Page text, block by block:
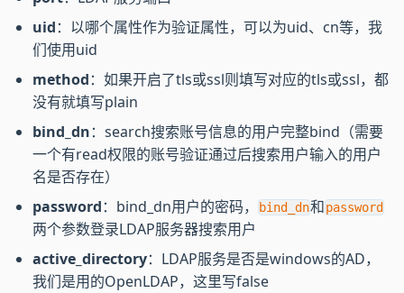
uid：以哪个属性作为验证属性，可以为uid、cn等，我
们使用uid
method：如果开启了tls或ssl则填写对应的tls或ssl，都
没有就填写plain
bind_dn：search搜索账号信息的用户完整bind（需要
一个有read权限的账号验证通过后搜索用户输入的用户
名是否存在）
password：bind_dn用户的密码， bind_dn和password
两个参数登录LDAP服务器搜索用户
active_directory：LDAP服务是否是windows的AD，
我们是用的OpenLDAP，这里写false